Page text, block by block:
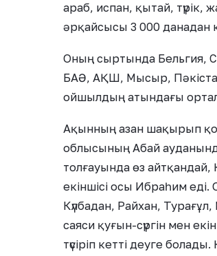
араб, испан, қытай, түрік,
әрқайсысы 3 000 данадан
Оның сыртында Бельгия,
БАӘ, АҚШ, Мысыр,
ойшылдың атындағы
Ақынның азан шақырып
облысының Абай
толғауында өз
екіншісі осы Ибраһим еді.
Күлбадан, Райхан,
саяси қуғын-сүргін мен
түсіріп кетті деуге